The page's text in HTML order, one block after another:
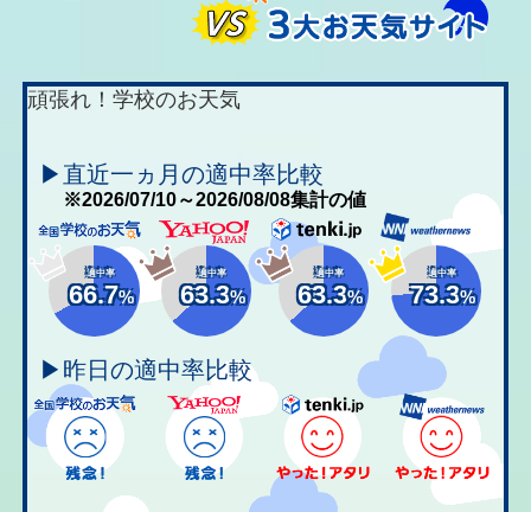
頑張れ！学校のお天気
▶直近一ヵ月の適中率比較
※2026/07/10～2026/08/08集計の値
適中率
66.7%
適中率
63.3%
適中率
63.3%
適中率
73.3%
▶昨日の適中率比較